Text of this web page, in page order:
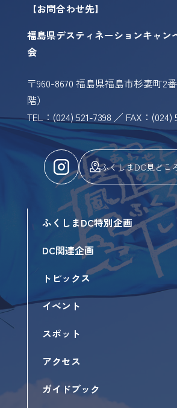
【お問合わせ先】
福島県デスティネーションキャン
会
〒960-8670 福島県福島市杉妻町2
階）
TEL：(024) 521-7398 ／ FAX：(024)
ふくしまDC見どこ
ふくしまDC特別企画
DC関連企画
トピックス
イベント
スポット
アクセス
ガイドブック